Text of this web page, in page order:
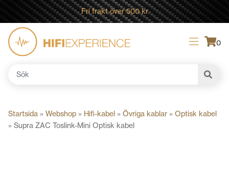
Fri frakt över 500 kr
0
Sök
Startsida » Webshop » Hifi-kabel » Övriga kablar » Optisk kabel
» Supra ZAC Toslink-Mini Optisk kabel